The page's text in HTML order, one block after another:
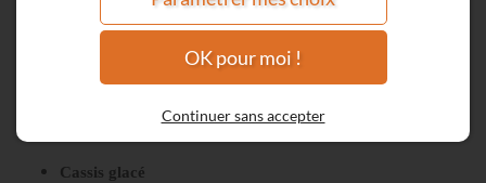
Cassis glacé
OK pour moi !
Continuer sans accepter